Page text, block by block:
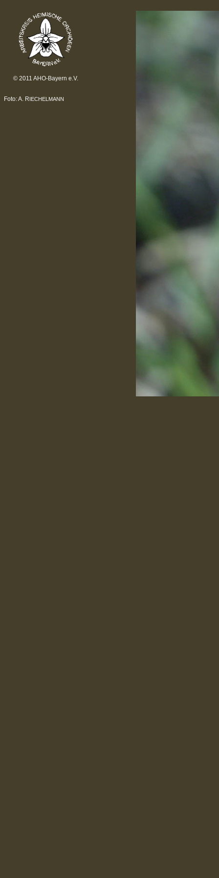
© 2011 AHO-Bayern e.V.
Foto: A. RIECHELMANN